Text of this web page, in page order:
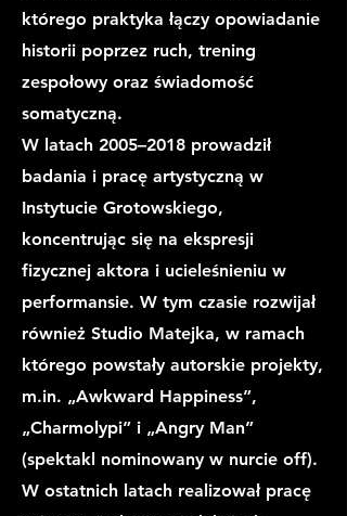
którego praktyka łączy opowiadanie
historii poprzez ruch, trening
zespołowy oraz świadomość
somatyczną.
W latach 2005–2018 prowadził
badania i pracę artystyczną w
Instytucie Grotowskiego,
koncentrując się na ekspresji
fizycznej aktora i ucieleśnieniu w
performansie. W tym czasie rozwijał
również Studio Matejka, w ramach
którego powstały autorskie projekty,
m.in. „Awkward Happiness”,
„Charmolypi” i „Angry Man”
(spektakl nominowany w nurcie off).
W ostatnich latach realizował pracę